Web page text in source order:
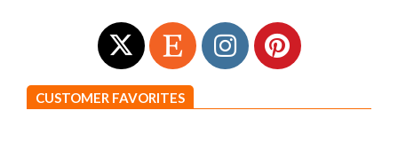
CUSTOMER FAVORITES